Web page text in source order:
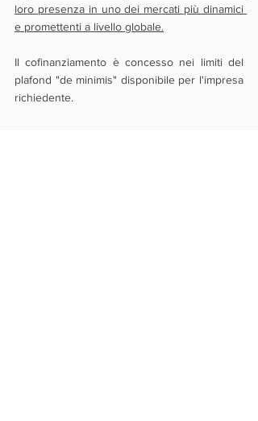
loro presenza in uno dei mercati più dinamici
e promettenti a livello globale.
Il cofinanziamento è concesso nei limiti del
plafond "de minimis" disponibile per l'impresa
richiedente.